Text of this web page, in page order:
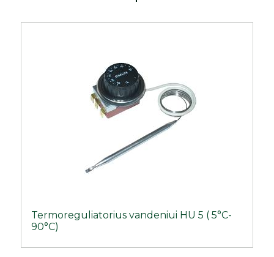
Termoreguliatorius vandeniui HU 5 ( 5°C-
90°C)